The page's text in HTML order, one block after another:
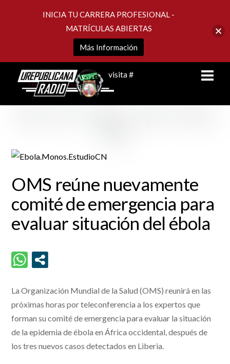
visita #
OMS reúne nuevamente
comité de emergencia para
evaluar situación del ébola
La Organización Mundial de la Salud (OMS) reunirá en las
próximas horas por teleconferencia a los expertos que
forman su comité de emergencia para evaluar la situación
de la epidemia de ébola en África occidental, después de
los tres nuevos casos detectados en Liberia.
INICIA TU CARRERA PROFESIONAL -
MATRÍCULAS ABIERTAS
Más Información